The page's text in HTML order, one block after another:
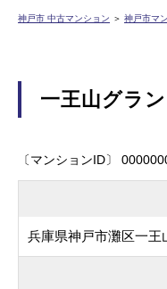
神戸市 中古マンション ＞ 神戸市マ
一王山グラ
〔マンションID〕
兵庫県神戸市灘区一王